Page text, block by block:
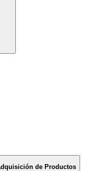
de Productos